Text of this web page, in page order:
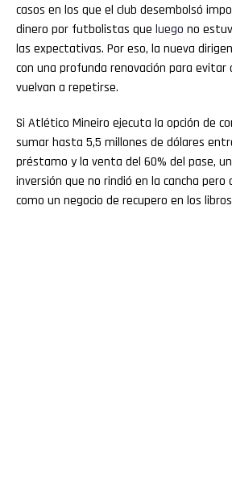
casos en los que el club desembolsó
dinero por futbolistas que luego no
las expectativas. Por eso, la nueva
con una profunda renovación para
vuelvan a repetirse.
Si Atlético Mineiro ejecuta la opción de
sumar hasta 5,5 millones de dólares
préstamo y la venta del 60% del pase,
inversión que no rindió en la cancha pero
como un negocio de recupero en los